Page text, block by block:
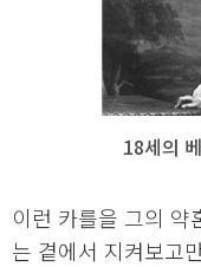
18세의
이런 카를을 그의
는 곁에서 지켜보고